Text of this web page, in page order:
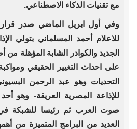
مع تقنيات الذكاء الاصطناعي.
وفي أول ابريل الماضي صدر قرار
للاعلام أحمد المسلماني بتولي
الجديد والكوادر الشابة المؤهلة
على احداث التغيير الحقيقي
للإذاعة المصرية العريقة- وهو
العديد من البرامج المتميزة من